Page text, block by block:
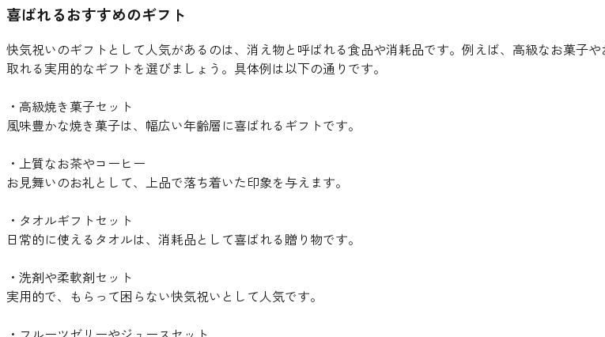
喜ばれるおすすめのギフト
快気祝いのギフトとして人気があるのは、消え物と呼ばれる食品や消耗品です。例えば、高級なお菓子
取れる実用的なギフトを選びましょう。具体例は以下の通りです。
・高級焼き菓子セット
風味豊かな焼き菓子は、幅広い年齢層に喜ばれるギフトです。
・上質なお茶やコーヒー
お見舞いのお礼として、上品で落ち着いた印象を与えます。
・タオルギフトセット
日常的に使えるタオルは、消耗品として喜ばれる贈り物です。
・洗剤や柔軟剤セット
実用的で、もらって困らない快気祝いとして人気です。